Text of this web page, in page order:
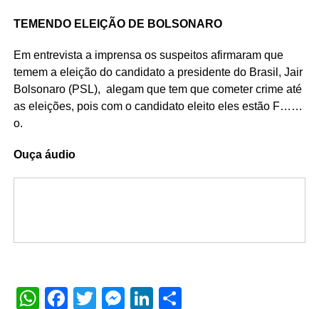
TEMENDO ELEIÇÃO DE BOLSONARO
Em entrevista a imprensa os suspeitos afirmaram que
temem a eleição do candidato a presidente do Brasil, Jair
Bolsonaro (PSL), alegam que tem que cometer crime até
as eleições, pois com o candidato eleito eles estão F……
o.
Ouça áudio
WhatsApp
Facebook
TwitterMessenger
LinkedIn